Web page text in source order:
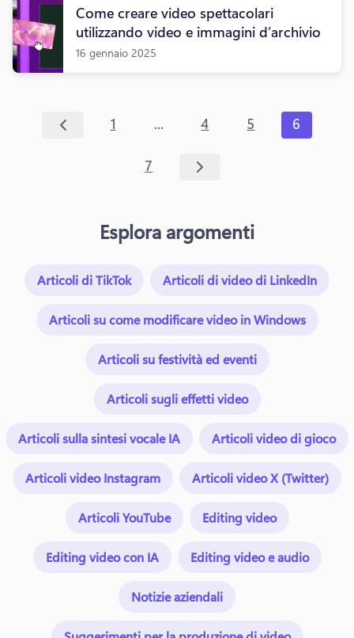
Come creare video spettacolari
utilizzando video e immagini d’archivio
16 gennaio 2025
1 ... 4 5 6
7
Esplora argomenti
Articoli di TikTok Articoli di video di LinkedIn
Articoli su come modificare video in Windows
Articoli su festività ed eventi
Articoli sugli effetti video
Articoli sulla sintesi vocale IA Articoli video di gioco
Articoli video Instagram Articoli video X (Twitter)
Articoli YouTube Editing video
Editing video con IA Editing video e audio
Notizie aziendali